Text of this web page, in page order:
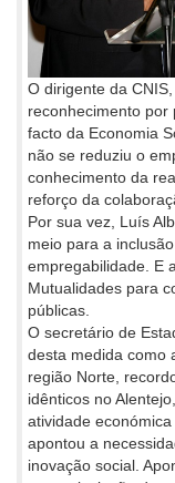
O dirigente da
reconhecimento por
facto da Economia
não se reduziu o
conhecimento da
reforço da
Por sua vez, Luís
meio para a
empregabilidade. E
Mutualidades para
públicas.
O secretário de
desta medida como
região Norte,
idênticos no
atividade
apontou a
inovação social.